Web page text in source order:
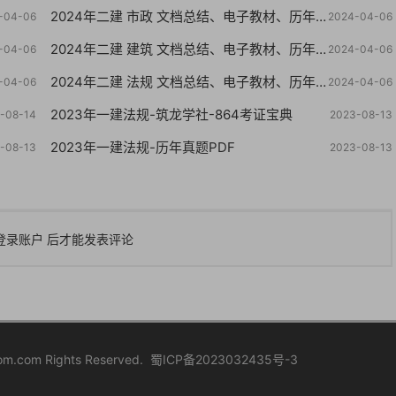
04-06 2024-04-06
2024年二建 市政 文档总结、电子教材、历年真题
04-06 2024-04-06
2024年二建 建筑 文档总结、电子教材、历年真题
04-06 2024-04-06
2024年二建 法规 文档总结、电子教材、历年真题
08-14 2023-08-13
2023年一建法规-筑龙学社-864考证宝典
08-13 2023-08-13
2023年一建法规-历年真题PDF
录账户 后才能发表评论
Rights Reserved. 蜀ICP备2023032435号-3